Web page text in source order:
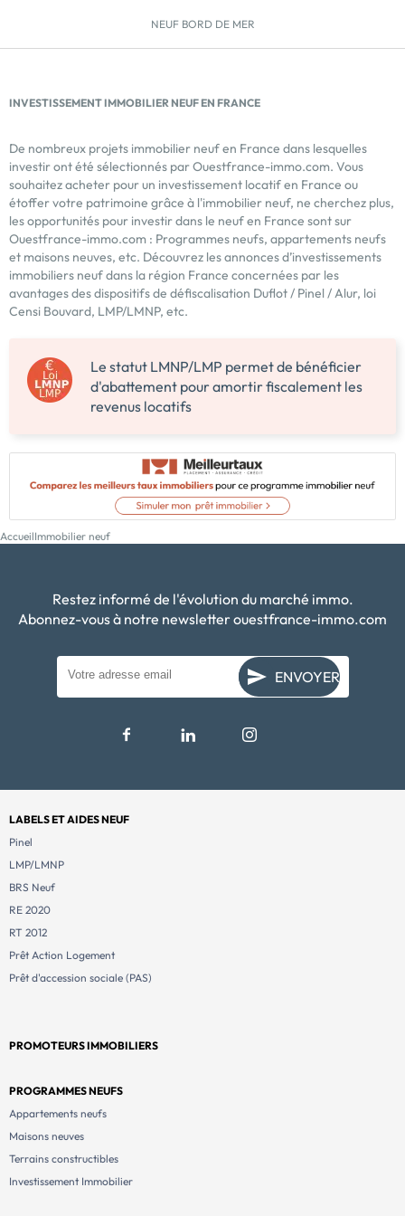
NEUF BORD DE MER
INVESTISSEMENT IMMOBILIER NEUF EN FRANCE
De nombreux projets immobilier neuf en France dans lesquelles
investir ont été sélectionnés par Ouestfrance-immo.com. Vous
souhaitez acheter pour un investissement locatif en France ou
étoffer votre patrimoine grâce à l'immobilier neuf, ne cherchez plus,
les opportunités pour investir dans le neuf en France sont sur
Ouestfrance-immo.com : Programmes neufs, appartements neufs
et maisons neuves, etc. Découvrez les annonces d’investissements
immobiliers neuf dans la région France concernées par les
avantages des dispositifs de défiscalisation Duflot / Pinel / Alur, loi
Censi Bouvard, LMP/LMNP, etc.
Le statut LMNP/LMP permet de bénéficier
d'abattement pour amortir fiscalement les
revenus locatifs
AccueilImmobilier neuf
Restez informé de l'évolution du marché immo.
Abonnez-vous à notre newsletter ouestfrance-immo.com
ENVOYER
LABELS ET AIDES NEUF
Pinel
LMP/LMNP
BRS Neuf
RE 2020
RT 2012
Prêt Action Logement
Prêt d'accession sociale (PAS)
PROMOTEURS IMMOBILIERS
PROGRAMMES NEUFS
Appartements neufs
Maisons neuves
Terrains constructibles
Investissement Immobilier